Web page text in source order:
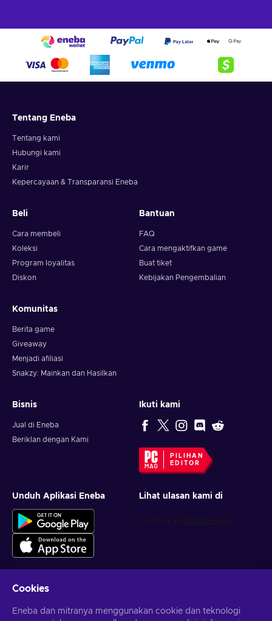
Tentang Eneba
Tentang kami
Hubungi kami
Karir
Kepercayaan & Transparansi Eneba
Beli
Cara membeli
Koleksi
Program loyalitas
Diskon
Bantuan
FAQ
Cara mengaktifkan game
Buat tiket
Kebijakan Pengembalian
Komunitas
Berita game
Giveaway
Menjadi afiliasi
Snakzy: Mainkan dan Hasilkan
Bisnis
Jual di Eneba
Beriklan dengan Kami
Ikuti kami
PILIHAN
EDITOR
Unduh Aplikasi Eneba Lihat ulasan kami di
Cookies
Eneba dan mitranya menggunakan cookie dan teknologi